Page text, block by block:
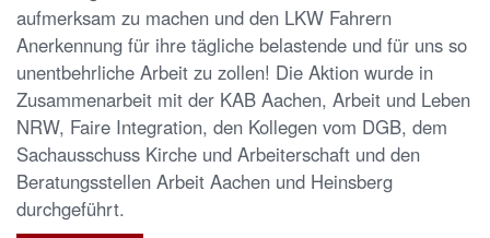
aufmerksam zu machen und den LKW Fahrern
Anerkennung für ihre tägliche belastende und für uns so
unentbehrliche Arbeit zu zollen! Die Aktion wurde in
Zusammenarbeit mit der KAB Aachen, Arbeit und Leben
NRW, Faire Integration, den Kollegen vom DGB, dem
Sachausschuss Kirche und Arbeiterschaft und den
Beratungsstellen Arbeit Aachen und Heinsberg
durchgeführt.